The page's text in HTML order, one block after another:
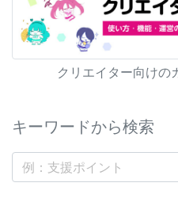
クリエイター向けの
キーワードから検索